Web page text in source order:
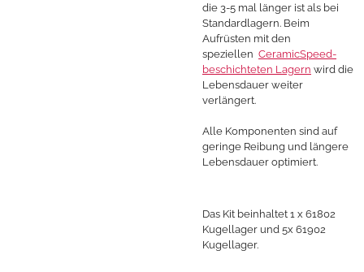
die 3-5 mal länger ist als bei
Standardlagern. Beim
Aufrüsten mit den
speziellen CeramicSpeed-
beschichteten Lagern wird die
Lebensdauer weiter
verlängert.
Alle Komponenten sind auf
geringe Reibung und längere
Lebensdauer optimiert.
Das Kit beinhaltet 1 x 61802
Kugellager und 5x 61902
Kugellager.